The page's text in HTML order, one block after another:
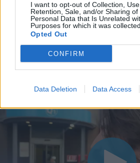
I want to opt-out of Collection, Use,
Retention, Sale, and/or Sharing of
Personal Data that Is Unrelated
Purposes for which it was collected.
Opted Out
CONFIRM
Data Deletion Data Access